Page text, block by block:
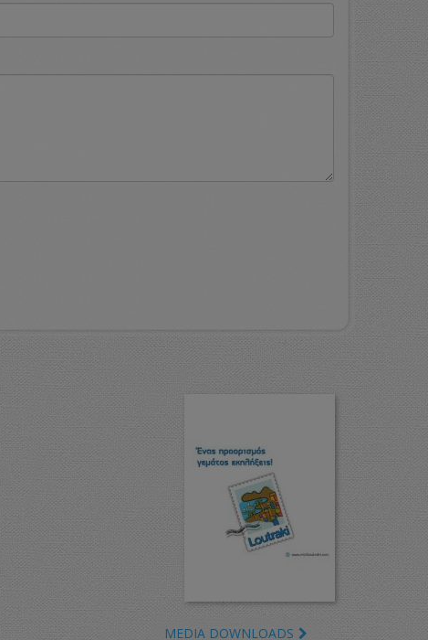
MEDIA DOWNLOADS